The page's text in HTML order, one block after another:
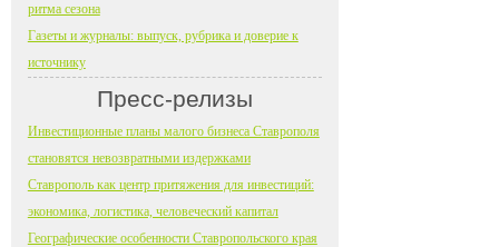
ритма сезона
Газеты и журналы: выпуск, рубрика и доверие к
источнику
Пресс-релизы
Инвестиционные планы малого бизнеса Ставрополя
становятся невозвратными издержками
Ставрополь как центр притяжения для инвестиций:
экономика, логистика, человеческий капитал
Географические особенности Ставропольского края